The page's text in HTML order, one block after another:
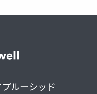
ルーシッド